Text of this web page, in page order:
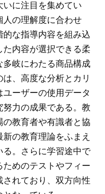
に注目を集めてい
人の理解度に合わせ
な指導内容を組み込
内容が選択できる柔
岐にわたる商品構成
、高度な分析とカリ
ーザーの使用データ
力の成果である。教
教育者や有識者と協
の教育理論をふまえ
。さらに学習途中で
めのテストやフィー
されており、双方向性